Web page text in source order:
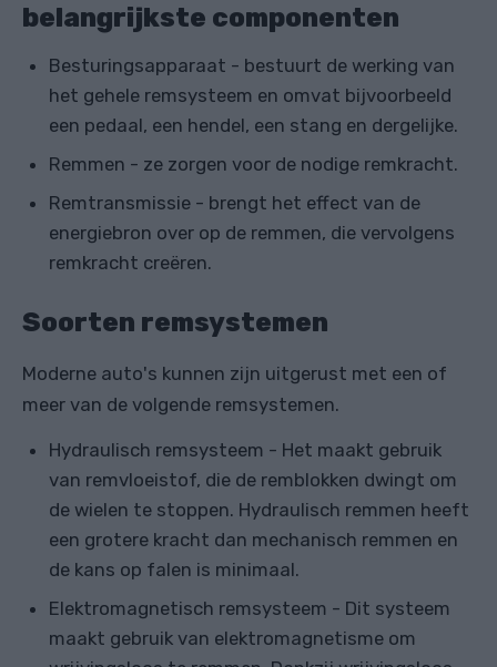
belangrijkste componenten
Besturingsapparaat - bestuurt de werking van
het gehele remsysteem en omvat bijvoorbeeld
een pedaal, een hendel, een stang en dergelijke.
Remmen - ze zorgen voor de nodige remkracht.
Remtransmissie - brengt het effect van de
energiebron over op de remmen, die vervolgens
remkracht creëren.
Soorten remsystemen
Moderne auto's kunnen zijn uitgerust met een of
meer van de volgende remsystemen.
Hydraulisch remsysteem - Het maakt gebruik
van remvloeistof, die de remblokken dwingt om
de wielen te stoppen. Hydraulisch remmen heeft
een grotere kracht dan mechanisch remmen en
de kans op falen is minimaal.
Elektromagnetisch remsysteem - Dit systeem
maakt gebruik van elektromagnetisme om